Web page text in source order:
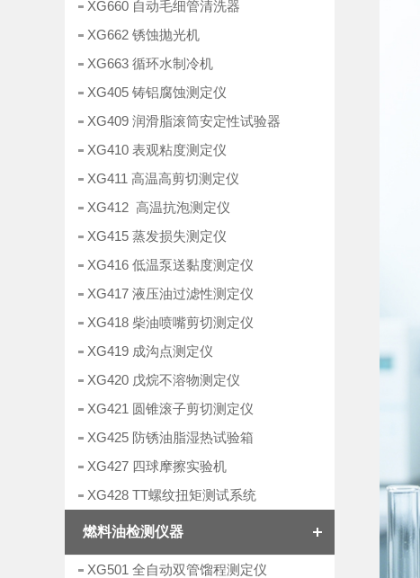
XG660 自动毛细管清洗器
XG662 锈蚀抛光机
XG663 循环水制冷机
XG405 铸铝腐蚀测定仪
XG409 润滑脂滚筒安定性试验器
XG410 表观粘度测定仪
XG411 高温高剪切测定仪
XG412 高温抗泡测定仪
XG415 蒸发损失测定仪
XG416 低温泵送黏度测定仪
XG417 液压油过滤性测定仪
XG418 柴油喷嘴剪切测定仪
XG419 成沟点测定仪
XG420 戊烷不溶物测定仪
XG421 圆锥滚子剪切测定仪
XG425 防锈油脂湿热试验箱
XG427 四球摩擦实验机
XG428 TT螺纹扭矩测试系统
燃料油检测仪器
XG501 全自动双管馏程测定仪